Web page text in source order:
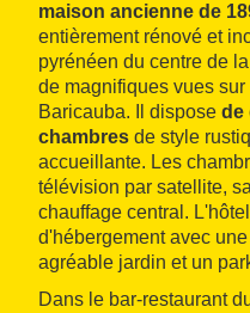
maison ancienne de
entièrement rénové et
pyrénéen du centre de
de magnifiques vues
Baricauba. Il dispose de
chambres de style
accueillante. Les
télévision par satellite,
chauffage central.
d'hébergement avec
agréable jardin et un
Dans le bar‑restaurant